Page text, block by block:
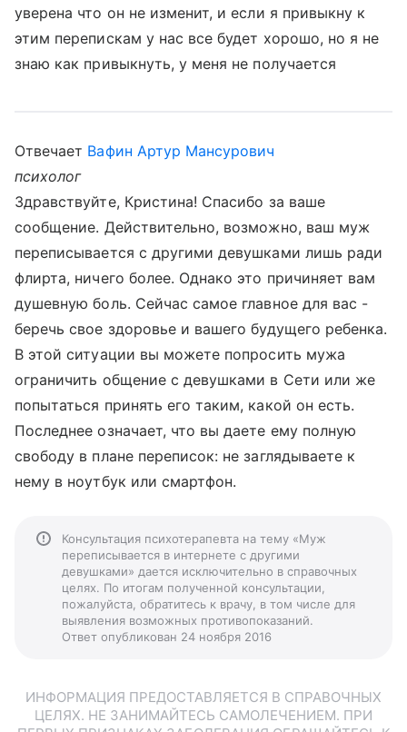
уверена что он не изменит, и если я привыкну к
этим перепискам у нас все будет хорошо, но я не
знаю как привыкнуть, у меня не получается
Отвечает Вафин Артур Мансурович
психолог
Здравствуйте, Кристина! Спасибо за ваше
сообщение. Действительно, возможно, ваш муж
переписывается с другими девушками лишь ради
флирта, ничего более. Однако это причиняет вам
душевную боль. Сейчас самое главное для вас -
беречь свое здоровье и вашего будущего ребенка.
В этой ситуации вы можете попросить мужа
ограничить общение с девушками в Сети или же
попытаться принять его таким, какой он есть.
Последнее означает, что вы даете ему полную
свободу в плане переписок: не заглядываете к
нему в ноутбук или смартфон.
Консультация психотерапевта на тему «Муж
переписывается в интернете с другими
девушками» дается исключительно в справочных
целях. По итогам полученной консультации,
пожалуйста, обратитесь к врачу, в том числе для
выявления возможных противопоказаний.
Ответ опубликован 24 ноября 2016
ИНФОРМАЦИЯ ПРЕДОСТАВЛЯЕТСЯ В СПРАВОЧНЫХ
ЦЕЛЯХ. НЕ ЗАНИМАЙТЕСЬ САМОЛЕЧЕНИЕМ. ПРИ